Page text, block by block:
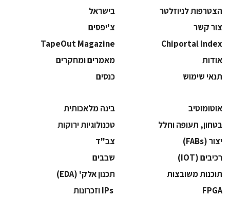
הצטרפות לניוזלטר
בישראל
צור קשר
צ'יפסים
Chiportal Index
TapeOut Magazine
אודות
מאמרים ומחקרים
תנאי שימוש
כנסים
אוטומוטיב
בינה מלאכותית
בטחון, תעופה וחלל
‫טכנולוגיות ירוקות‬
‫יצור (‪(FABs‬‬
‫צב"ד‬
‫רכיבים‬ (IOT)
‫שבבים‬
‫תוכנות משובצות‬
‫תכנון אלק' (‪(EDA‬‬
‫‪FPGA‬‬